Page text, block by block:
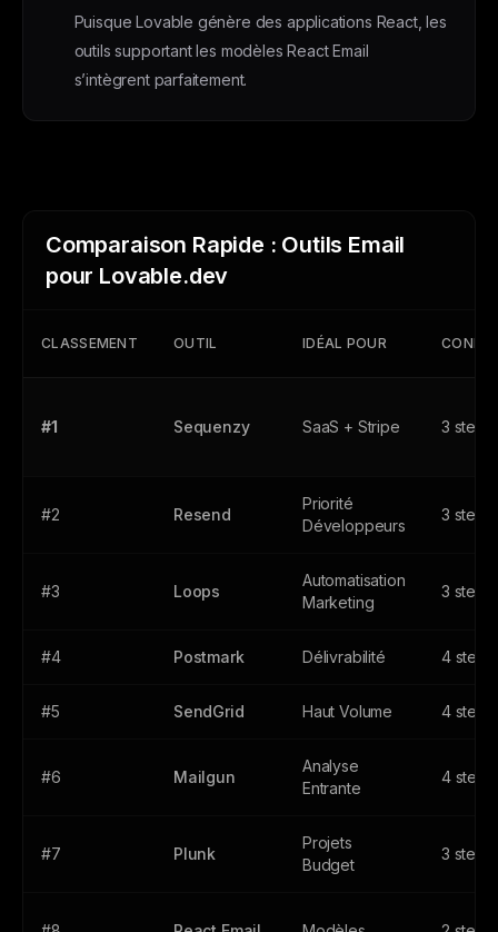
Puisque Lovable génère des applications React, les
outils supportant les modèles React Email
s’intègrent parfaitement.
Comparaison Rapide : Outils Email
pour Lovable.dev
CLASSEMENT OUTIL IDÉAL POUR
#1 Sequenzy SaaS + Stripe 3 steps
#2 Resend
Priorité
Développeurs
3 steps
#3 Loops
Automatisation
Marketing
3 steps
#4 Postmark Délivrabilité 4 steps
#5 SendGrid Haut Volume 4 steps
#6 Mailgun
Analyse
Entrante
4 steps
#7 Plunk
Projets
Budget
3 steps